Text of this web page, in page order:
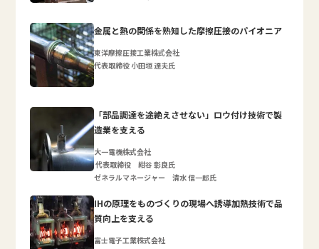
金属と熱の関係を熟知した摩擦圧接のパイオニア
東洋摩擦圧接工業株式会社
代表取締役 小田垣 達夫氏
「部品調達を途絶えさせない」ロウ付け技術で製
造業を支える
大一電機株式会社
代表取締役 紺谷 彰良氏
ゼネラルマネージャー 清水 信一郎氏
IHの原理をものづくりの現場へ誘導加熱技術で品
質向上を支える
富士電子工業株式会社